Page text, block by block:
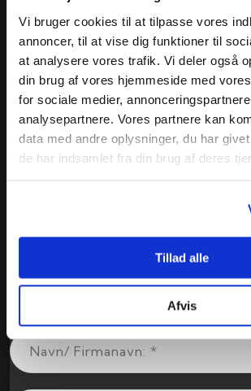
Vi bruger cookies til at tilpasse vores
annoncer, til at vise dig funktioner til
at analysere vores trafik. Vi deler også
din brug af vores hjemmeside med
for sociale medier,
analysepartnere. Vores partnere kan
data med andre oplysninger, du har
de har indsamlet fra din brug af deres
Tillad alle
Afvis